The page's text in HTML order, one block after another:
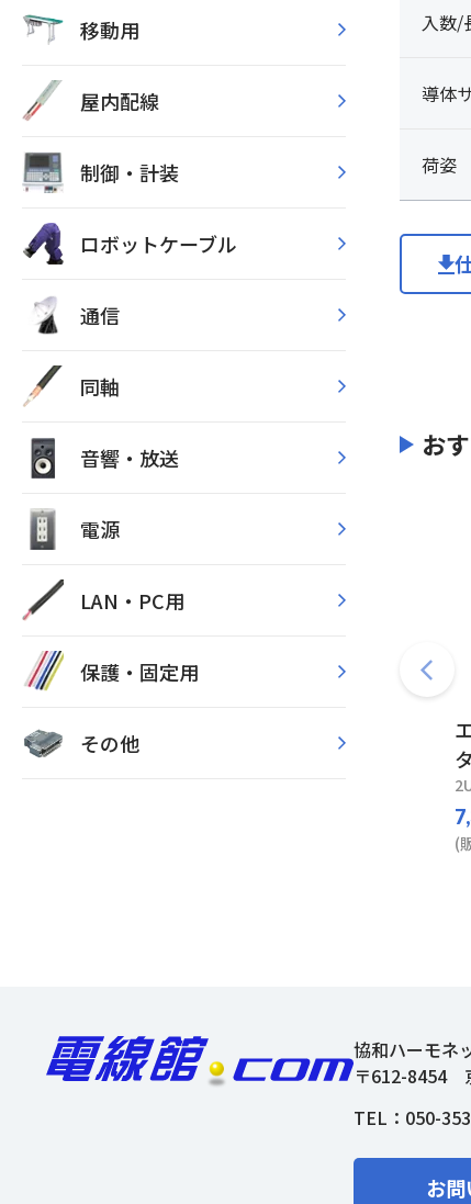
移動用
屋内配線
制御・計装
ロボットケーブル
通信
同軸
音響・放送
電源
LAN・PC用
保護・固定用
その他
入数/
導体
荷姿
お
(
協和ハーモネ
〒612-8454
TEL： 050-
お